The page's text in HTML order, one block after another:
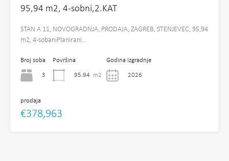
95,94 m2, 4-sobni,2.KAT
STAN A 11, NOVOGRADNJA, PRODAJA, ZAGREB, STENJEVEC, 95,94
m2, 4-sobaniPlanirani…
Broj soba
3
Površina
95.94 m2
Godina izgradnje
2026
prodaja
€378,963